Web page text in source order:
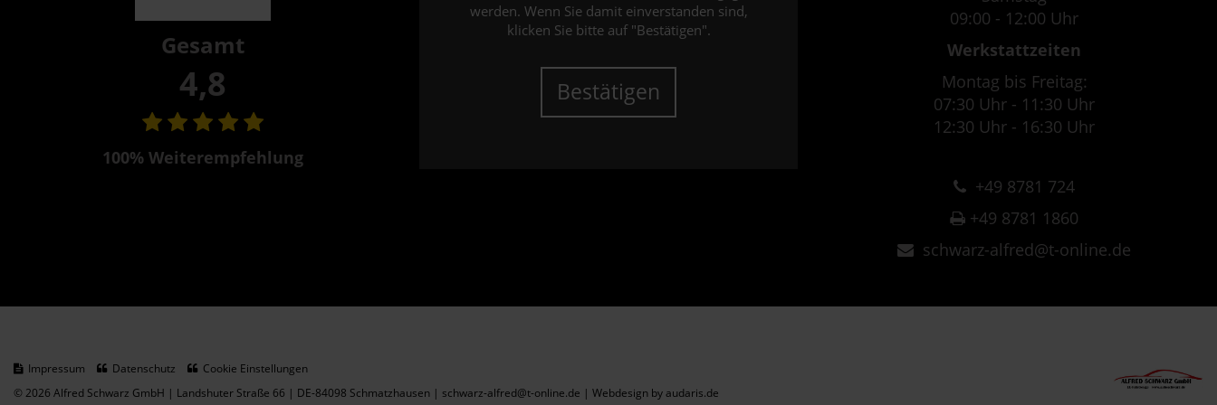
Gesamt
4,8
100% Weiterempfehlung
werden. Wenn Sie damit einverstanden sind,
klicken Sie bitte auf "Bestätigen".
Bestätigen
09:00 - 12:00 Uhr
Werkstattzeiten
Montag bis Freitag:
07:30 Uhr - 11:30 Uhr
12:30 Uhr - 16:30 Uhr
+49 8781 724
+49 8781 1860
schwarz-alfred@t-online.de
Impressum Datenschutz
Cookie Einstellungen
© 2026 Alfred Schwarz GmbH | Landshuter Straße 66 | DE-84098 Schmatzhausen | schwarz-alfred@t-online.de | Webdesign by audaris.de